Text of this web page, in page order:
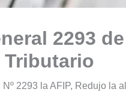
2293 de
2293 la AFIP, Redujo la